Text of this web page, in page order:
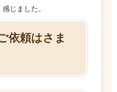
じました。
依頼はさま